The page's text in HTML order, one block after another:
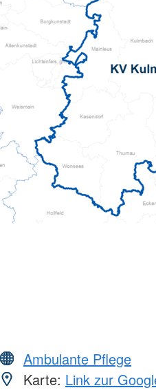
Ambulante Pflege
Karte: Link zur